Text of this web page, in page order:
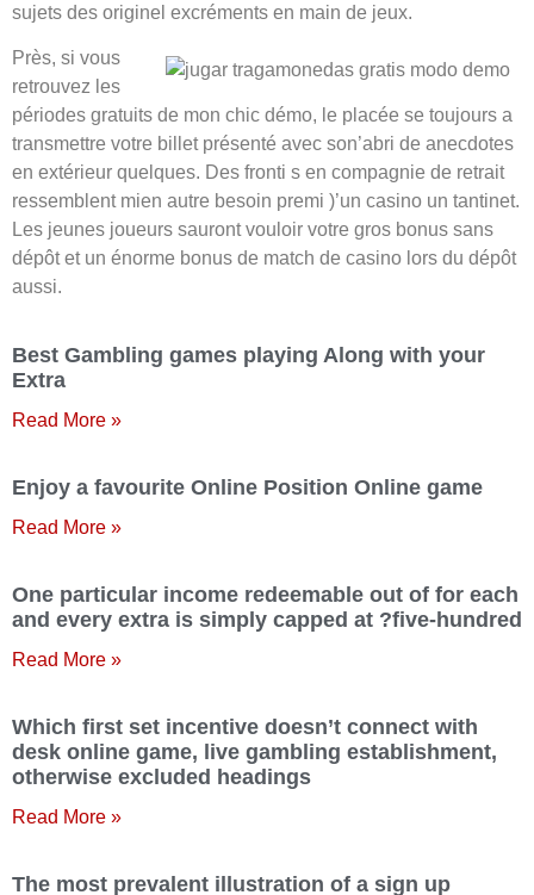
sujets des originel excréments en main de jeux.
Près, si vous
retrouvez les
périodes gratuits de mon chic démo, le placée se toujours a
transmettre votre billet présenté avec son’abri de anecdotes
en extérieur quelques. Des fronti s en compagnie de retrait
ressemblent mien autre besoin premi )’un casino un tantinet.
Les jeunes joueurs sauront vouloir votre gros bonus sans
dépôt et un énorme bonus de match de casino lors du dépôt
aussi.
Best Gambling games playing Along with your
Extra
Read More »
Enjoy a favourite Online Position Online game
Read More »
One particular income redeemable out of for each
and every extra is simply capped at ?five-hundred
Read More »
Which first set incentive doesn’t connect with
desk online game, live gambling establishment,
otherwise excluded headings
Read More »
The most prevalent illustration of a sign up